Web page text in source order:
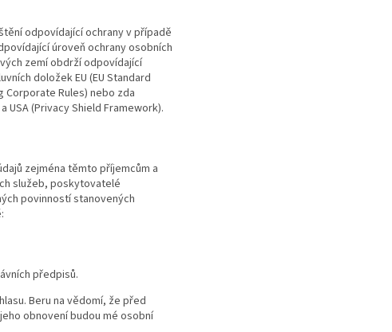
odpovídající ochrany v případě
úroveň ochrany osobních
zemí obdrží odpovídající
doložek EU (EU Standard
Corporate Rules) nebo zda
(Privacy Shield Framework).
zejména těmto příjemcům a
služeb, poskytovatelé
povinností stanovených
předpisů.
Beru na vědomí, že před
obnovení budou mé osobní